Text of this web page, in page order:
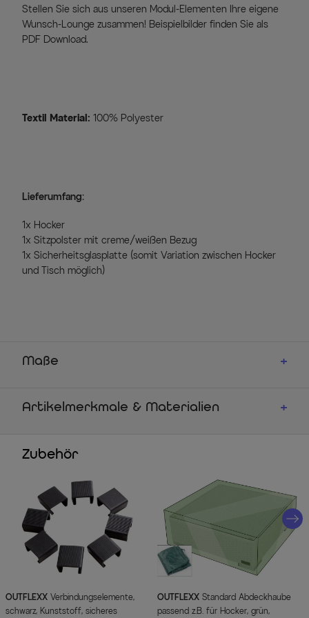
Stellen Sie sich aus unseren Modul-Elementen Ihre eigene
Wunsch-Lounge zusammen! Beispielbilder finden Sie als
PDF Download.
Textil Material: 100% Polyester
Lieferumfang:
1x Hocker
1x Sitzpolster mit creme/weißen Bezug
1x Sicherheitsglasplatte (somit Variation zwischen Hocker
und Tisch möglich)
Maße
Artikelmerkmale & Materialien
Zubehör
OUTFLEXX
schwarz, Kunststoff, sicheres
OUTFLEXX
passend z.B. für Hocker, grün,